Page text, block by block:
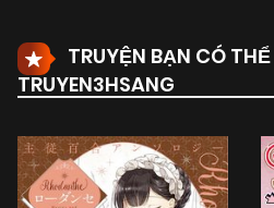
TRUYỆN BẠN CÓ
TRUYEN3HSANG